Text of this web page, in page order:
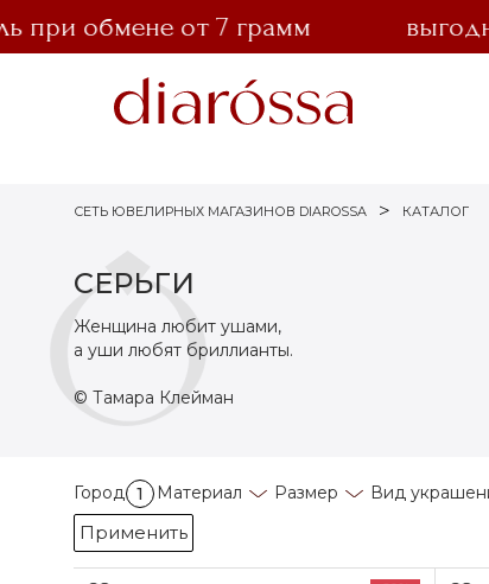
обмене от 7 грамм выгодный
СЕТЬ ЮВЕЛИРНЫХ МАГАЗИНОВ DIAROSSA КАТАЛОГ
СЕРЬГИ
Женщина любит ушами,
а уши любят бриллианты.
© Тамара Клейман
Город 1 Материал Размер Вид
Применить